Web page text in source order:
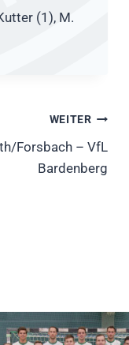
(1), M.
WEITER
Forsbach – VfL
Bardenberg